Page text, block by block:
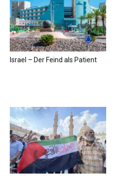
Israel – Der Feind als Patient